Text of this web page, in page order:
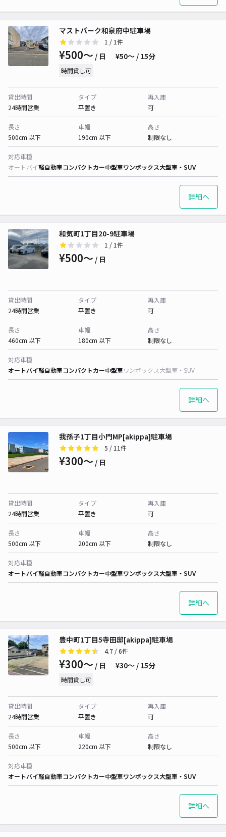
マストパーク和泉府中駐車場
1 / 1件
¥500〜 / 日 ¥50〜 / 15分
時間貸し可
貸出時間
24時間営業
タイプ
平置き
再入庫
可
長さ
500cm 以下
車幅
190cm 以下
高さ
制限なし
対応車種
オートバイ軽自動車コンパクトカー中型車ワンボックス大型車・SUV
詳細へ
和気町1丁目20-9駐車場
1 / 1件
¥500〜 / 日
貸出時間
24時間営業
タイプ
平置き
再入庫
可
長さ
460cm 以下
車幅
180cm 以下
高さ
制限なし
対応車種
オートバイ軽自動車コンパクトカー中型車ワンボックス大型車・SUV
詳細へ
我孫子1丁目小門MP[akippa]駐車場
5 / 11件
¥300〜 / 日
貸出時間
24時間営業
タイプ
平置き
再入庫
可
長さ
500cm 以下
車幅
200cm 以下
高さ
制限なし
対応車種
オートバイ軽自動車コンパクトカー中型車ワンボックス大型車・SUV
詳細へ
豊中町1丁目5寺田邸[akippa]駐車場
4.7 / 6件
¥300〜 / 日 ¥30〜 / 15分
時間貸し可
貸出時間
24時間営業
タイプ
平置き
再入庫
可
長さ
500cm 以下
車幅
220cm 以下
高さ
制限なし
対応車種
オートバイ軽自動車コンパクトカー中型車ワンボックス大型車・SUV
詳細へ